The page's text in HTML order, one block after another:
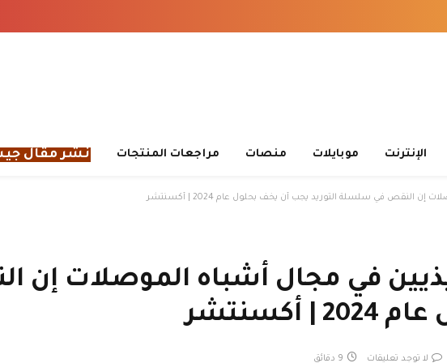
الإنترنت موبايلات منصات مراجعات المنتجات نشر مقال
النقص في سلسلة التوريد يجب أن يخف بحلول عام 2024 | أكسنتشر
في مجال أشباه الموصلات إن
لا توجد تعليقات 9 دقائق